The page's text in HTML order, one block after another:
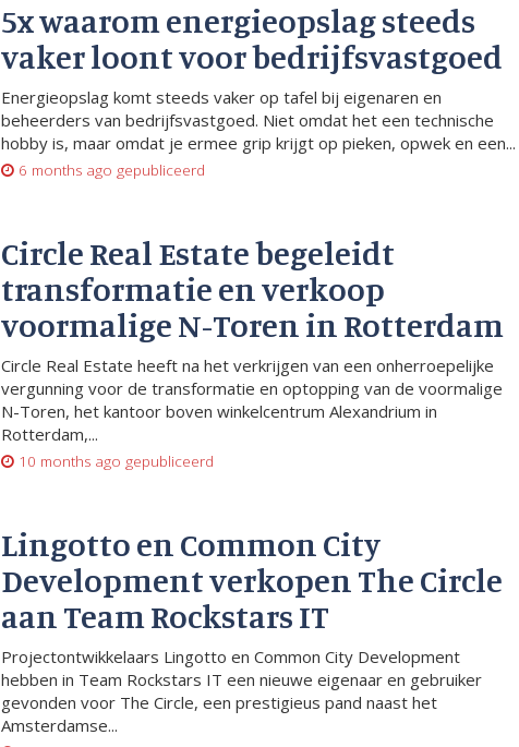
5x waarom energieopslag steeds
vaker loont voor bedrijfsvastgoed
Energieopslag komt steeds vaker op tafel bij eigenaren en
beheerders van bedrijfsvastgoed. Niet omdat het een technische
hobby is, maar omdat je ermee grip krijgt op pieken, opwek en een...
6 months ago gepubliceerd
Circle Real Estate begeleidt
transformatie en verkoop
voormalige N-Toren in Rotterdam
Circle Real Estate heeft na het verkrijgen van een onherroepelijke
vergunning voor de transformatie en optopping van de voormalige
N-Toren, het kantoor boven winkelcentrum Alexandrium in
Rotterdam,...
10 months ago gepubliceerd
Lingotto en Common City
Development verkopen The Circle
aan Team Rockstars IT
Projectontwikkelaars Lingotto en Common City Development
hebben in Team Rockstars IT een nieuwe eigenaar en gebruiker
gevonden voor The Circle, een prestigieus pand naast het
Amsterdamse...